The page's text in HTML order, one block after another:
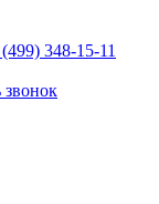
348-15-11
звонок